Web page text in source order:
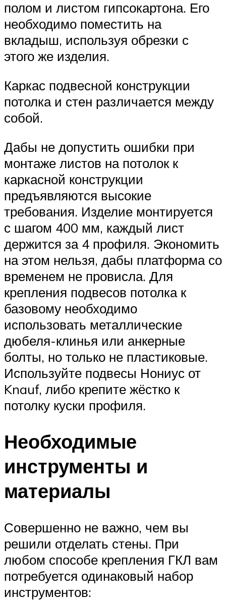
полом и листом гипсокартона. Его
необходимо поместить на
вкладыш, используя обрезки с
этого же изделия.
Каркас подвесной конструкции
потолка и стен различается между
собой.
Дабы не допустить ошибки при
монтаже листов на потолок к
каркасной конструкции
предъявляются высокие
требования. Изделие монтируется
с шагом 400 мм, каждый лист
держится за 4 профиля. Экономить
на этом нельзя, дабы платформа со
временем не провисла. Для
крепления подвесов потолка к
базовому необходимо
использовать металлические
дюбеля-клинья или анкерные
болты, но только не пластиковые.
Используйте подвесы Нониус от
Knauf, либо крепите жёстко к
потолку куски профиля.
Необходимые
инструменты и
материалы
Совершенно не важно, чем вы
решили отделать стены. При
любом способе крепления ГКЛ вам
потребуется одинаковый набор
инструментов: